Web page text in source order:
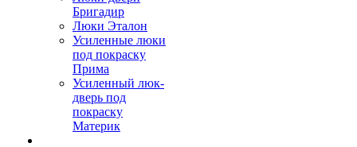
Бригадир
Люки Эталон
Усиленные люки
под покраску
Прима
Усиленный люк-
дверь под
покраску
Материк